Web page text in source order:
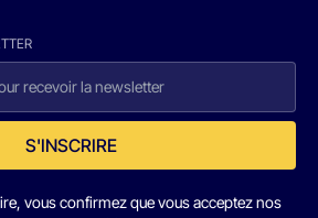
S'INSCRIRE
vous confirmez que vous acceptez nos